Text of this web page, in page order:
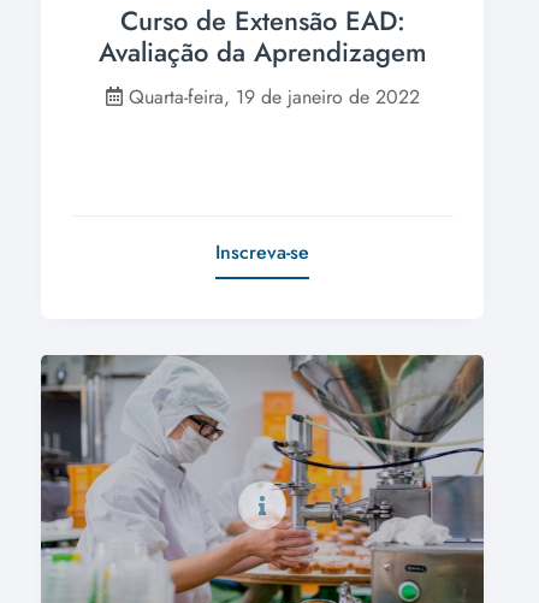
Curso de Extensão EAD:
Avaliação da Aprendizagem
Quarta-feira, 19 de janeiro de 2022
Inscreva-se